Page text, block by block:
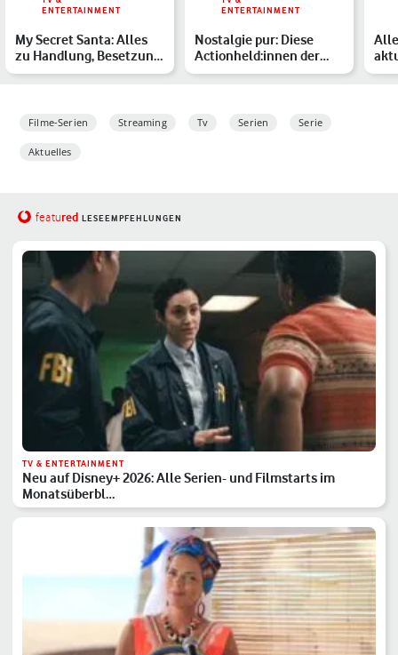
ENTERTAINMENT
My Secret Santa: Alles
zu Handlung, Besetzung
und Netflix-Start d…
ENTERTAINMENT
Nostalgie pur: Diese
Actionheld:innen der
80er und 90er bleiben u…
Filme-Serien Streaming Tv Serien Serie
Aktuelles
featured LESEEMPFEHLUNGEN
TV & ENTERTAINMENT
Neu auf Disney+ 2026: Alle Serien- und Filmstarts im
Monatsüberbl…